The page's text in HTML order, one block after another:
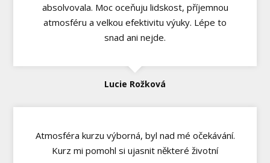
absolvovala. Moc oceňuju lidskost, příjemnou
atmosféru a velkou efektivitu výuky. Lépe to
snad ani nejde.
Lucie Rožková
Atmosféra kurzu výborná, byl nad mé očekávání.
Kurz mi pomohl si ujasnit některé životní